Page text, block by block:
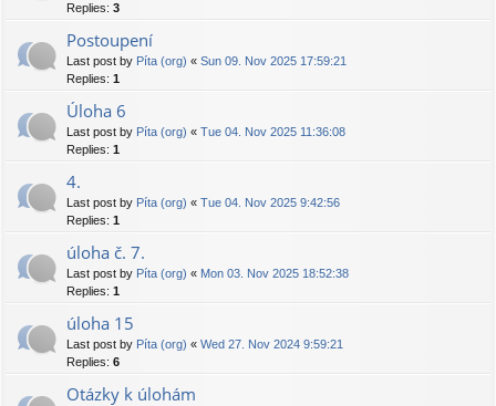
Replies: 3
Postoupení
Last post by Píta (org) « Sun 09. Nov 2025 17:59:21
Replies: 1
Úloha 6
Last post by Píta (org) « Tue 04. Nov 2025 11:36:08
Replies: 1
4.
Last post by Píta (org) « Tue 04. Nov 2025 9:42:56
Replies: 1
úloha č. 7.
Last post by Píta (org) « Mon 03. Nov 2025 18:52:38
Replies: 1
úloha 15
Last post by Píta (org) « Wed 27. Nov 2024 9:59:21
Replies: 6
Otázky k úlohám